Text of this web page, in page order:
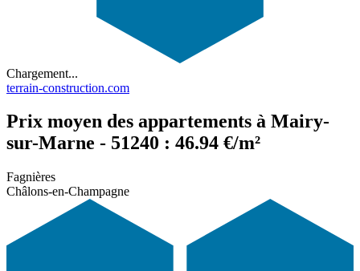
Chargement...
terrain-construction.com
Prix moyen des appartements à Mairy-
sur-Marne - 51240 : 46.94 €/m²
Fagnières
Châlons-en-Champagne